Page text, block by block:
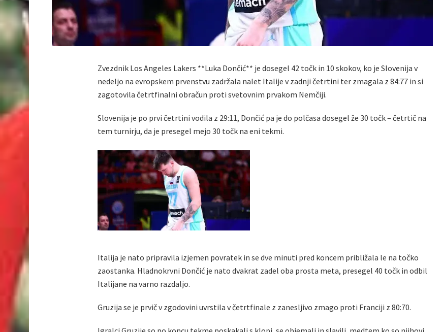
Zvezdnik Los Angeles Lakers **Luka Dončić** je dosegel 42 točk in 10 skokov, ko je Slovenija v
nedeljo na evropskem prvenstvu zadržala nalet Italije v zadnji četrtini ter zmagala z 84:77 in si
zagotovila četrtfinalni obračun proti svetovnim prvakom Nemčiji.
Slovenija je po prvi četrtini vodila z 29:11, Dončić pa je do polčasa dosegel že 30 točk – četrtič na
tem turnirju, da je presegel mejo 30 točk na eni tekmi.
Italija je nato pripravila izjemen povratek in se dve minuti pred koncem približala le na točko
zaostanka. Hladnokrvni Dončić je nato dvakrat zadel oba prosta meta, presegel 40 točk in odbil
Italijane na varno razdaljo.
Gruzija se je prvič v zgodovini uvrstila v četrtfinale z zanesljivo zmago proti Franciji z 80:70.